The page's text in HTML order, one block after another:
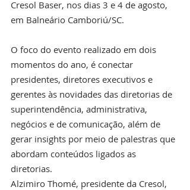
Cresol Baser, nos dias 3 e 4 de agosto,
em Balneário Camboriú/SC.
O foco do evento realizado em dois
momentos do ano, é conectar
presidentes, diretores executivos e
gerentes às novidades das diretorias de
superintendência, administrativa,
negócios e de comunicação, além de
gerar insights por meio de palestras que
abordam conteúdos ligados as
diretorias.
Alzimiro Thomé, presidente da Cresol,